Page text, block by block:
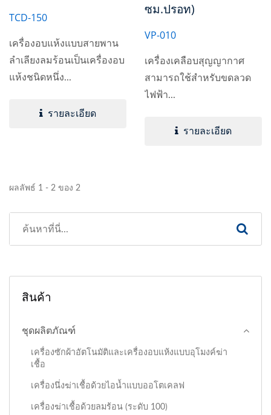
TCD-150
เครื่องอบแห้งแบบสายพาน
ลำเลียงลมร้อนเป็นเครื่องอบ
แห้งชนิดหนึ่ง...
รายละเอียด
ซม.ปรอท)
VP-010
เครื่องเคลือบสุญญากาศ
สามารถใช้สำหรับขดลวด
ไฟฟ้า...
รายละเอียด
ผลลัพธ์ 1 - 2 ของ 2
สินค้า
ชุดผลิตภัณฑ์
เครื่องซักผ้าอัตโนมัติและเครื่องอบแห้งแบบอุโมงค์ฆ่า
เชื้อ
เครื่องนึ่งฆ่าเชื้อด้วยไอน้ำแบบออโตเคลฟ
เครื่องฆ่าเชื้อด้วยลมร้อน (ระดับ 100)